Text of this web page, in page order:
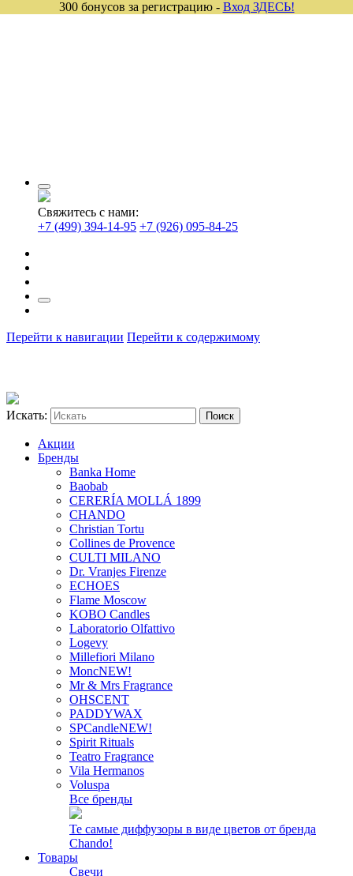
Свяжитесь с нами:
+7 (499) 394-14-95 +7 (926) 095-84-25
Перейти к навигации Перейти к содержимому
Искать:
Акции
Бренды
Banka Home
Baobab
CERERÍA MOLLÁ 1899
CHANDO
Christian Tortu
Collines de Provence
CULTI MILANO
Dr. Vranjes Firenze
ECHOES
Flame Moscow
KOBO Candles
Laboratorio Olfattivo
Logevy
Millefiori Milano
MoncNEW!
Mr & Mrs Fragrance
OHSCENT
PADDYWAX
SPCandleNEW!
Spirit Rituals
Teatro Fragrance
Vila Hermanos
Voluspa
Все бренды
Те самые диффузоры в виде цветов от бренда
Chando!
Товары
Свечи
300 бонусов за регистрацию - Вход ЗДЕСЬ!